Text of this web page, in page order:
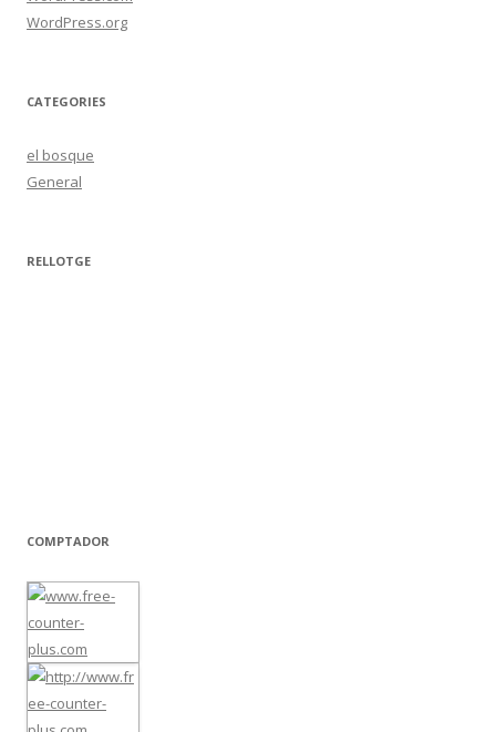
WordPress.org
CATEGORIES
el bosque
General
RELLOTGE
COMPTADOR